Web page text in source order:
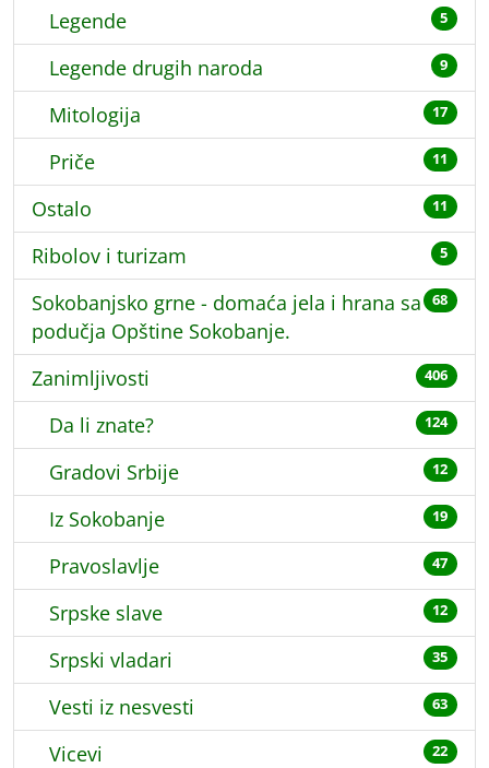
Legende 5
Legende drugih naroda 9
Mitologija 17
Priče 11
Ostalo 11
Ribolov i turizam 5
Sokobanjsko grne - domaća jela i hrana sa
podučja Opštine Sokobanje.
68
Zanimljivosti 406
Da li znate? 124
Gradovi Srbije 12
Iz Sokobanje 19
Pravoslavlje 47
Srpske slave 12
Srpski vladari 35
Vesti iz nesvesti 63
Vicevi 22